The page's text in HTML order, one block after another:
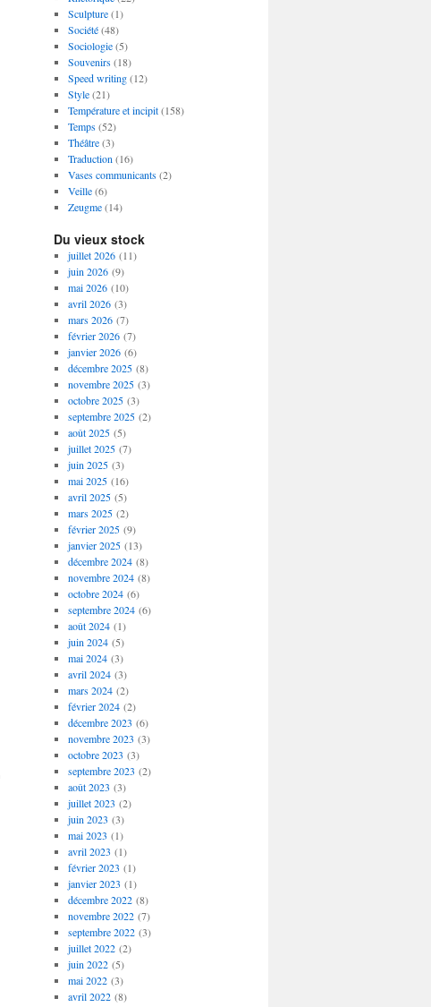
Sculpture(1)
Société(48)
Sociologie(5)
Souvenirs(18)
Speed writing(12)
Style(21)
Température et incipit(158)
Temps(52)
Théâtre(3)
Traduction (16)
Vases communicants(2)
Veille(6)
Zeugme(14)
Du vieux stock
juillet 2026(11)
juin 2026(9)
mai 2026(10)
avril 2026(3)
mars 2026(7)
février 2026(7)
janvier 2026(6)
décembre 2025(8)
novembre 2025(3)
octobre 2025(3)
septembre 2025(2)
août 2025(5)
juillet 2025(7)
juin 2025(3)
mai 2025(16)
avril 2025(5)
mars 2025(2)
février 2025(9)
janvier 2025(13)
décembre 2024(8)
novembre 2024(8)
octobre 2024(6)
septembre 2024(6)
août 2024(1)
juin 2024(5)
mai 2024(3)
avril 2024(3)
mars 2024(2)
février 2024(2)
décembre 2023 (6)
novembre 2023 (3)
octobre 2023 (3)
septembre 2023 (2)
août 2023 (3)
juillet 2023 (2)
juin 2023 (3)
mai 2023 (1)
avril 2023 (1)
février 2023 (1)
janvier 2023 (1)
décembre 2022(8)
novembre 2022(7)
septembre 2022(3)
juillet 2022(2)
juin 2022(5)
mai 2022(3)
avril 2022(8)